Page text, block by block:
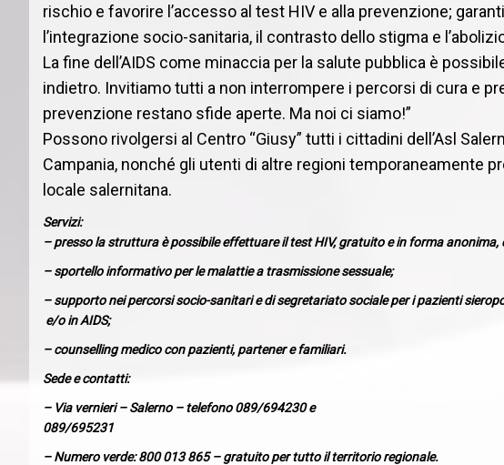
rischio e favorire l’accesso al test HIV e alla prevenzione;
l’integrazione socio-sanitaria, il contrasto dello stigma e
La fine dell’AIDS come minaccia per la salute pubblica è
indietro. Invitiamo tutti a non interrompere i percorsi di cura e
prevenzione restano sfide aperte. Ma noi ci siamo!”
Possono rivolgersi al Centro “Giusy” tutti i cittadini dell’Asl
Campania, nonché gli utenti di altre regioni temporaneamente
locale salernitana.
Servizi:
– presso la struttura è possibile effettuare il test HIV, gratuito e in forma anonima,
– sportello informativo per le malattie a trasmissione sessuale;
– supporto nei percorsi socio-sanitari e di segretariato sociale per i pazienti
e/o in AIDS;
– counselling medico con pazienti, partener e familiari.
Sede e contatti:
– Via vernieri – Salerno – telefono 089/694230 e
089/695231
– Numero verde: 800 013 865 – gratuito per tutto il territorio regionale.